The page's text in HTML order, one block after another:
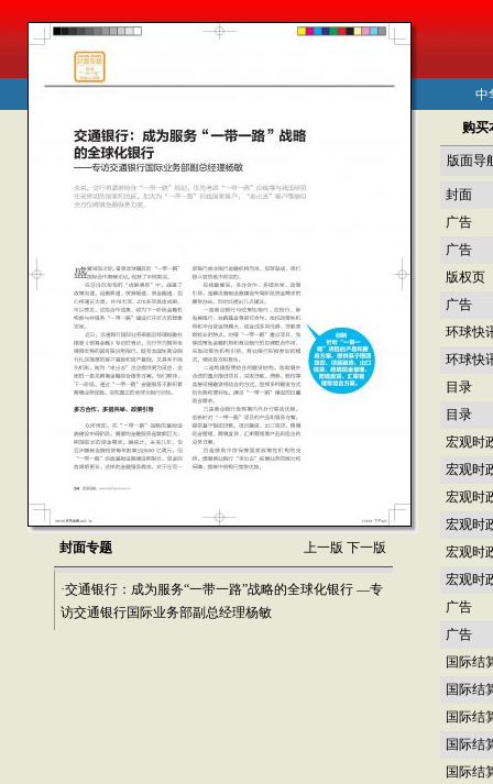
封面专题 上一版 下一版
·交通银行：成为服务“一带一路”战略的全球化银行 —专
访交通银行国际业务部副总经理杨敏
购买
版面导
封面
广告
广告
版权页
广告
环球快
环球快
目录
目录
宏观时
宏观时
宏观时
宏观时
宏观时
宏观时
广告
广告
国际结
国际结
国际结
国际结
国际结